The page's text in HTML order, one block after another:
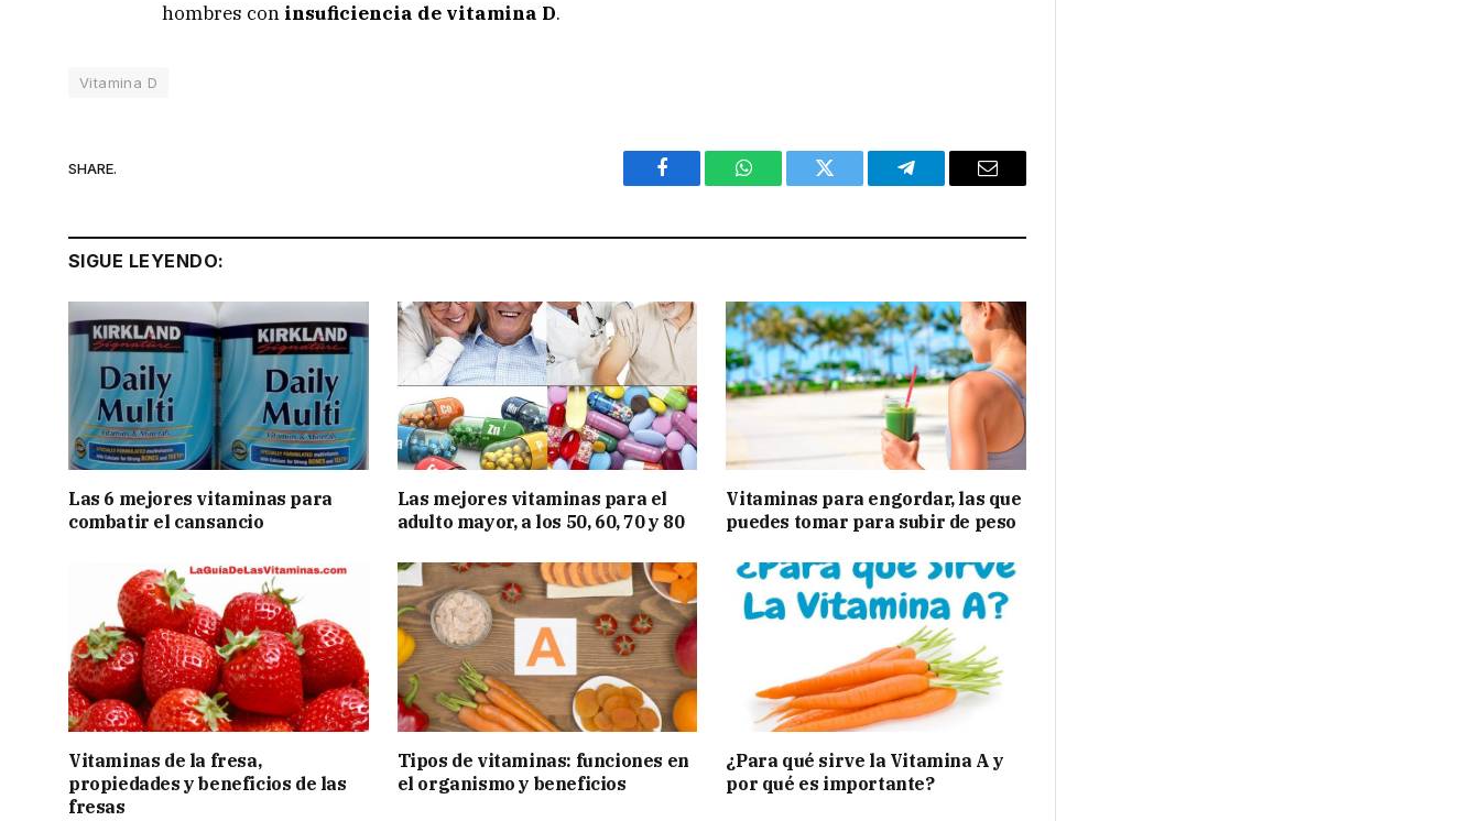
hombres con insuficiencia de vitamina D.
Vitamina D
SHARE.
Facebook WhatsAppTwitter Telegram Email
SIGUE LEYENDO:
Las 6 mejores vitaminas para
combatir el cansancio
Las mejores vitaminas para el
adulto mayor, a los 50, 60, 70 y 80
Vitaminas para engordar, las que
puedes tomar para subir de peso
Vitaminas de la fresa,
propiedades y beneficios de las
fresas
Tipos de vitaminas: funciones en
el organismo y beneficios
¿Para qué sirve la Vitamina A y
por qué es importante?